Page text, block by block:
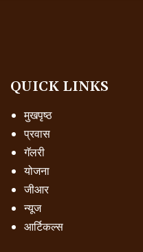
QUICK LINKS
मुखपृष्ठ
प्रवास
गॅलरी
योजना
जीआर
न्यूज
आर्टिकल्स